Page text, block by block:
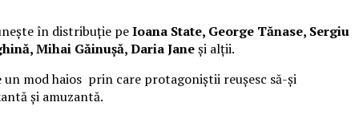
în distribuție peIoana State, George Tănase, Sergiu
Mihai Găinușă, Daria Janeși alții.
un mod haios prin care protagoniștii reușesc să-și
și amuzantă.